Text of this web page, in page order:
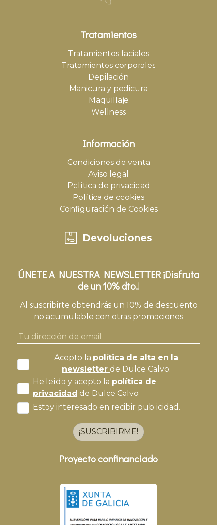
Tratamientos
Tratamientos faciales
Tratamientos corporales
Depilación
Manicura y pedicura
Maquillaje
Wellness
Información
Condiciones de venta
Aviso legal
Política de privacidad
Política de cookies
Configuración de Cookies
Devoluciones
ÚNETE A NUESTRA NEWSLETTER ¡Disfruta
de un 10% dto.!
Al suscribirte obtendrás un 10% de descuento
no acumulable con otras promociones
Acepto la política de alta en la
newsletter de Dulce Calvo.
He leído y acepto la política de
privacidad de Dulce Calvo.
Estoy interesado en recibir publicidad.
¡SUSCRIBIRME!
Proyecto confinanciado